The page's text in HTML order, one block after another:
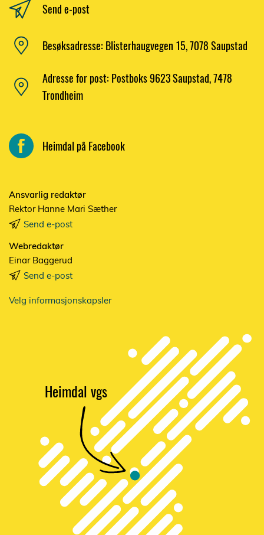
Send e-post
Besøksadresse: Blisterhaugvegen 15, 7078 Saupstad
Adresse for post: Postboks 9623 Saupstad, 7478
Trondheim
Heimdal på Facebook
Ansvarlig redaktør
Rektor Hanne Mari Sæther
Send e-post
Webredaktør
Einar Baggerud
Send e-post
Velg informasjonskapsler
Heimdal vgs